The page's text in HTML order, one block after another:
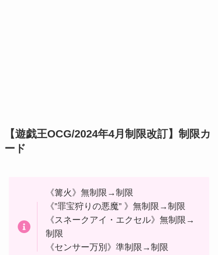
【遊戯王OCG/2024年4月制限改訂】制限カ
ード
《篝火》無制限→制限
《”罪宝狩りの悪魔” 》無制限→制限
《スネークアイ・エクセル》無制限→
制限
《センサー万別》準制限→制限